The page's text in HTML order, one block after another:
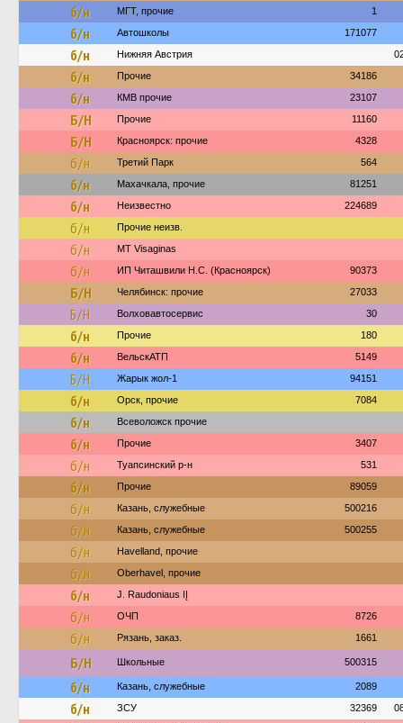
б/н МГТ, прочие 1
б/н Автошколы 171077
б/н Нижняя Австрия
б/н Прочие 34186
б/н КМВ прочие 23107
Б/Н Прочие 11160
Б/Н Красноярск: прочие 4328
б/н Третий Парк 564
б/н Махачкала, прочие 81251
б/н Неизвестно 224689
б/н Прочие неизв.
б/н MT Visaginas
б/н ИП Читашвили Н.С. (Красноярск) 90373
Б/Н Челябинск: прочие 27033
Б/Н Волховавтосервис 30
б/н Прочие 180
б/н ВельскАТП 5149
Б/Н Жарык жол-1 94151
б/н Орск, прочие 7084
б/н Всеволожск прочие
б/н Прочие 3407
б/н Туапсинский р-н 531
б/н Прочие 89059
б/н Казань, служебные 500216
б/н Казань, служебные 500255
б/н Havelland, прочие
б/н Oberhavel, прочие
б/н J. Raudoniaus IĮ
б/н ОЧП 8726
б/н Рязань, заказ. 1661
Б/Н Школьные 500315
б/н Казань, служебные 2089
б/н ЗСУ 32369